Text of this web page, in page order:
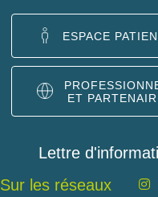
ESPACE
ET
Lettre
Sur les réseaux